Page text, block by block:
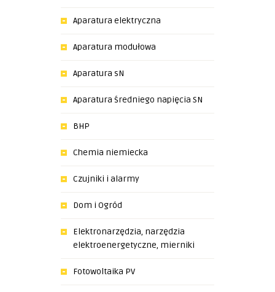
Aparatura elektryczna
Aparatura modułowa
Aparatura sN
Aparatura średniego napięcia SN
BHP
Chemia niemiecka
Czujniki i alarmy
Dom i Ogród
Elektronarzędzia, narzędzia
elektroenergetyczne, mierniki
Fotowoltaika PV